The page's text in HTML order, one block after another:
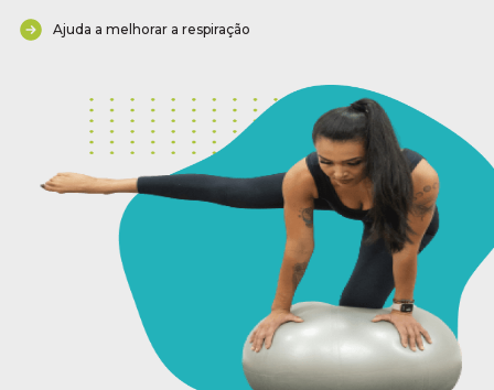
Ajuda a melhorar a respiração